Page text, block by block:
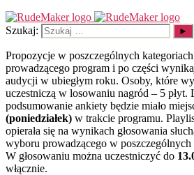
Szukaj:
Propozycje w poszczególnych
prowadzącego program i po części
audycji w ubiegłym roku. Osoby, które
uczestniczą w losowaniu nagród – 5 płyt.
podsumowanie ankiety będzie miało
(poniedziałek) w trakcie programu.
opierała się na wynikach głosowania
wyboru prowadzącego w poszczególnych
W głosowaniu można uczestniczyć do
włącznie.